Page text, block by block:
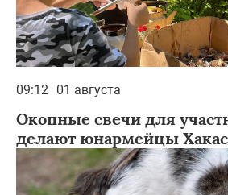
09:12 01 августа
Окопные свечи для
делают юнармейцы